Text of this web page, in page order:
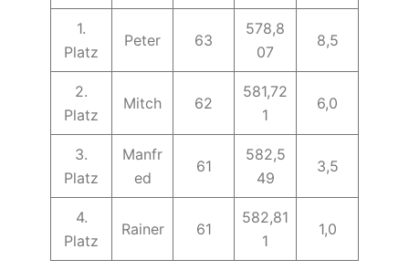
1.
Platz
Peter 63
578,8
07
8,5
2.
Platz
Mitch 62
581,72
1
6,0
3.
Platz
Manfr
ed
61
582,5
49
3,5
4.
Platz
Rainer 61
582,81
1
1,0